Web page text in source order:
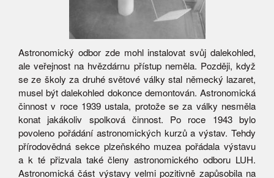
Astronomický odbor zde mohl instalovat svůj dalekohled,
ale veřejnost na hvězdárnu přístup neměla. Později, když
se ze školy za druhé světové války stal německý lazaret,
musel být dalekohled dokonce demontován. Astronomická
činnost v roce 1939 ustala, protože se za války nesměla
konat jakákoliv spolková činnost. Po roce 1943 bylo
povoleno pořádání astronomických kurzů a výstav. Tehdy
přírodovědná sekce plzeňského muzea pořádala výstavu
a k té přizvala také členy astronomického odboru LUH.
Astronomická část výstavy velmi pozitivně zapůsobila na